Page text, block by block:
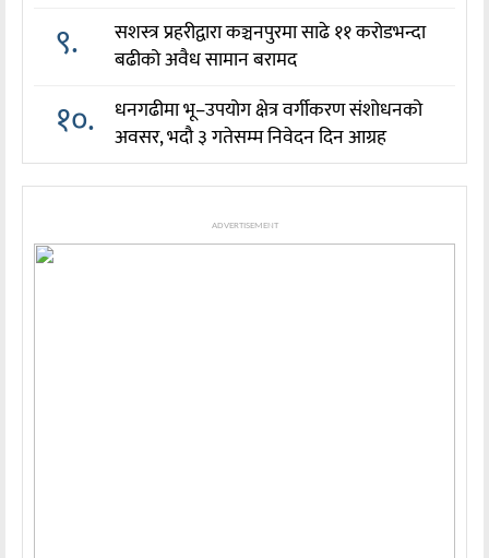
९.
सशस्त्र प्रहरीद्वारा कञ्चनपुरमा साढे ११ करोडभन्दा
बढीको अवैध सामान बरामद
१०.
धनगढीमा भू–उपयोग क्षेत्र वर्गीकरण संशोधनको
अवसर, भदौ ३ गतेसम्म निवेदन दिन आग्रह
ADVERTISEMENT